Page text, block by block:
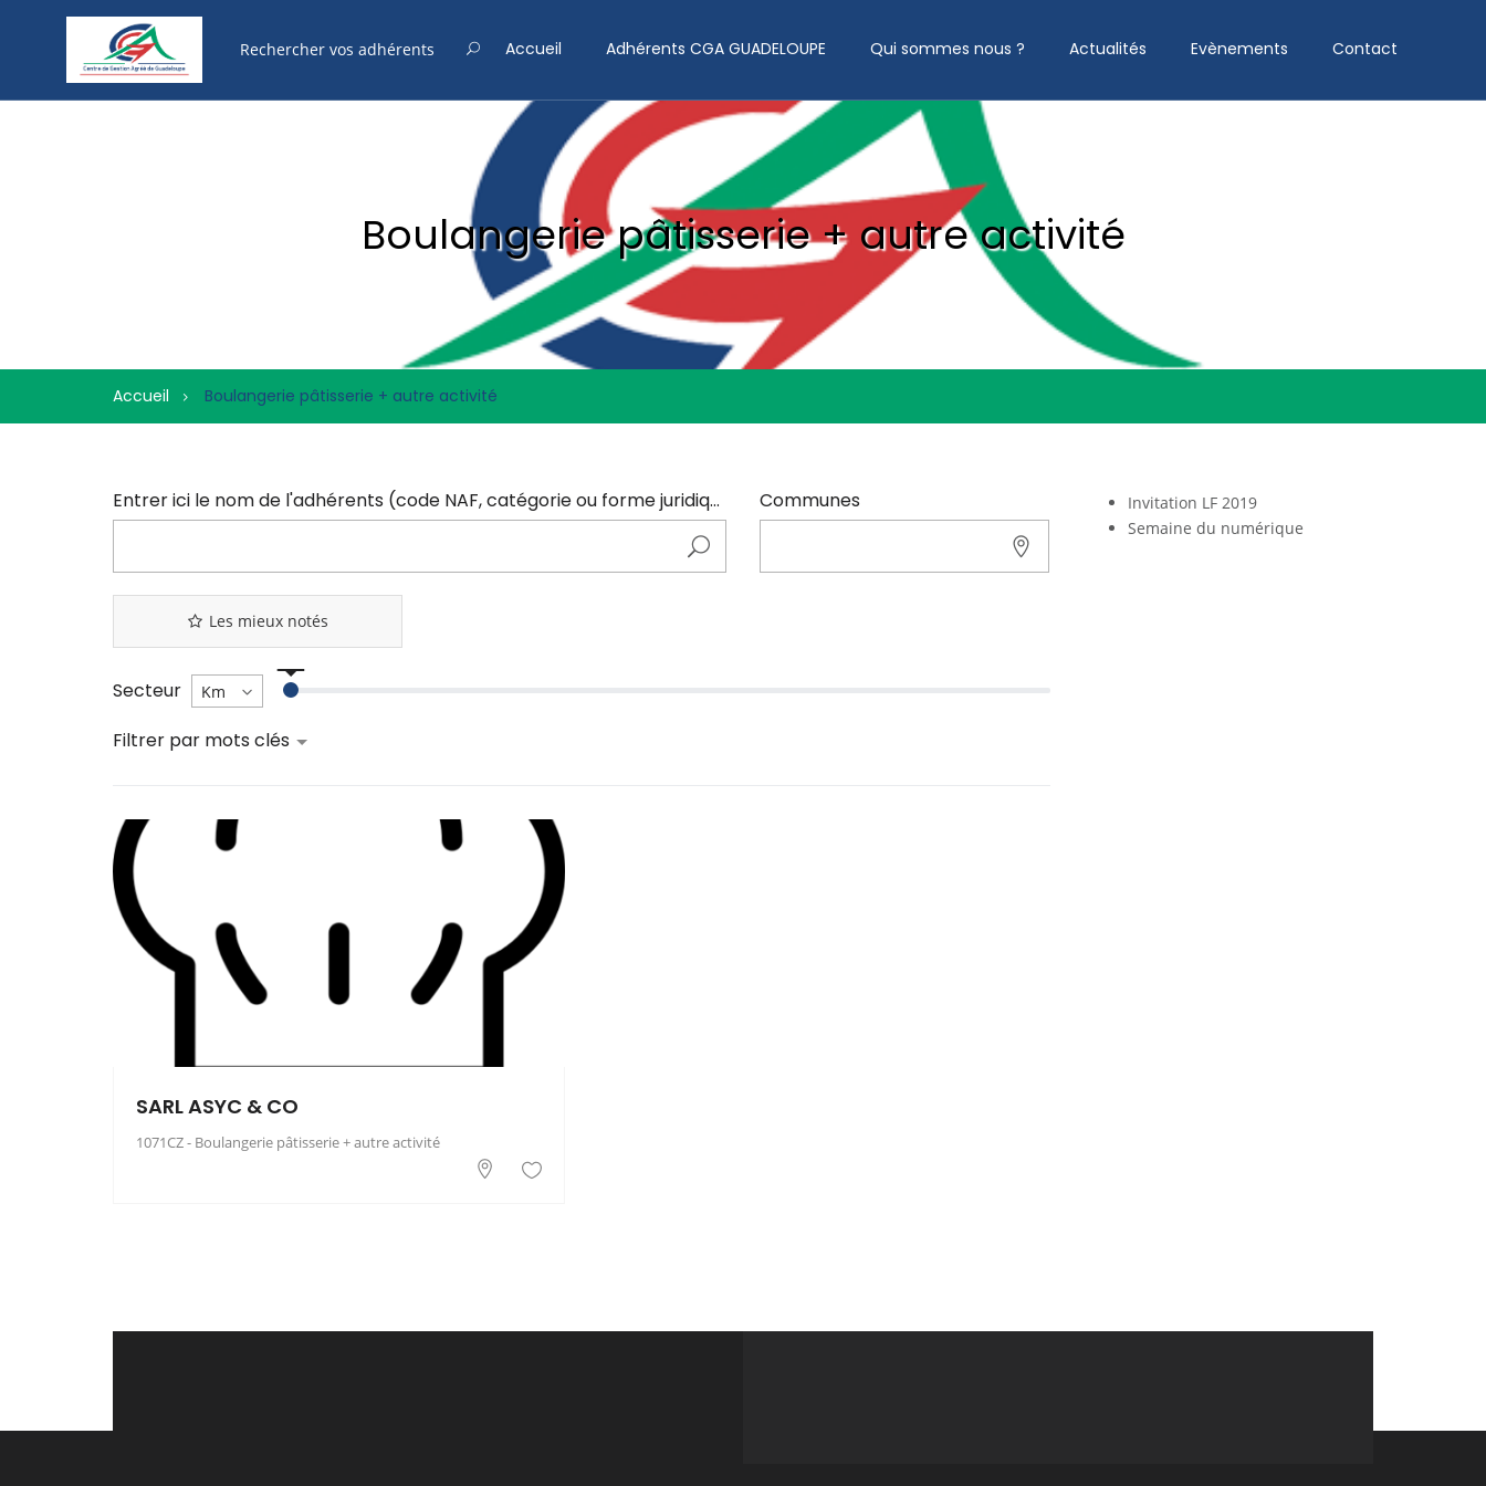
Accueil Adhérents CGA GUADELOUPE Qui sommes nous ? Actualités Evènements Contact
Boulangerie pâtisserie + autre activité
Accueil Boulangerie pâtisserie + autre activité
Entrer ici le nom de l'adhérents (code NAF, catégorie ou forme juridique) Communes
Les mieux notés
Secteur
Filtrer par mots clés
SARL ASYC & CO
1071CZ - Boulangerie pâtisserie + autre activité
Invitation LF 2019
Semaine du numérique